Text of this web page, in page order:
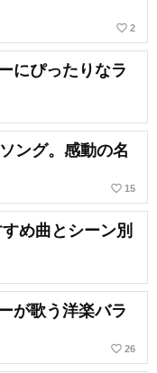
favorite_border 2
にぴったりなラ
ング。感動の名
favorite_border 15
め曲とシーン別
が歌う洋楽バラ
favorite_border 26